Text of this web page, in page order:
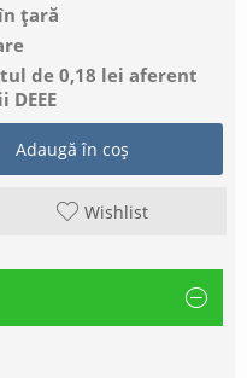
țară
de 0,18 lei aferent
Adaugă în coș
Wishlist